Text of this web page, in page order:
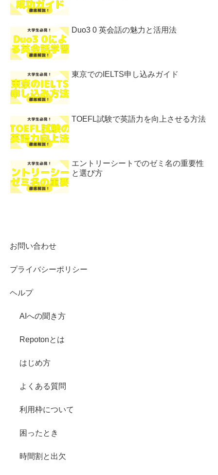
Duo3 0 英会話の魅力と活用法
東京でのIELTS申し込みガイド
TOEFL試験で英語力を向上させる方法
エントリーシートでのゼミ名の重要性
と選び方
お問い合わせ
プライバシーポリシー
ヘルプ
AIへの聞き方
Repotonとは
はじめ方
よくある質問
利用枠について
困ったとき
時間割と出欠